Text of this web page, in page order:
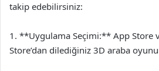
takip edebilirsiniz:
1. **Uygulama Seçimi:** App Store
Store’dan dilediğiniz 3D araba